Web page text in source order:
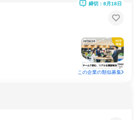
締切：8月18日
この企業の類似募集